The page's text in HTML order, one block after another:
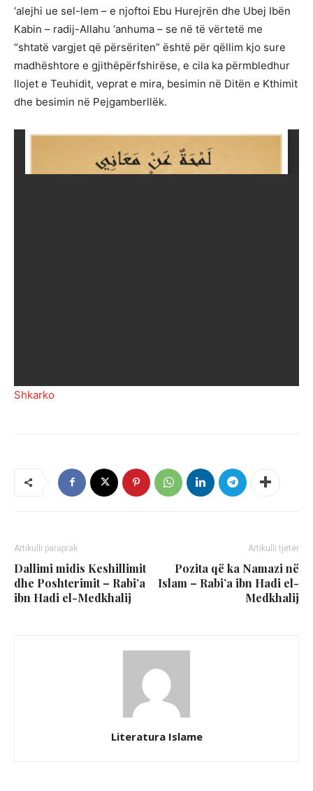
‘alejhi ue sel-lem – e njoftoi Ebu Hurejrën dhe Ubej Ibën
Kabin – radij-Allahu ‘anhuma – se në të vërtetë me
“shtatë vargjet që përsëriten” është për qëllim kjo sure
madhështore e gjithëpërfshirëse, e cila ka përmbledhur
llojet e Teuhidit, veprat e mira, besimin në Ditën e Kthimit
dhe besimin në Pejgamberllëk.
Shkarko
Artikulli paraprak
Dallimi midis Keshillimit
dhe Poshterimit – Rabi’a
ibn Hadi el-Medkhalij
Artikulli tjetër
Pozita që ka Namazi në
Islam – Rabi’a ibn Hadi el-
Medkhalij
Literatura Islame